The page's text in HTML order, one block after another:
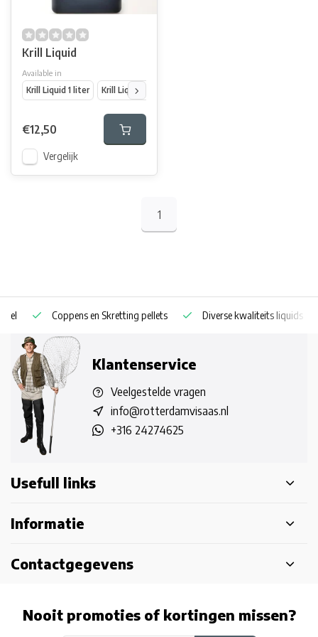
Krill Liquid
Available in
Krill Liquid 1 liter
Krill Liquid 5 liter
€12,50
Vergelijk
1
Coppens en Skretting pellets Diverse kwaliteits liquids
Klantenservice
Veelgestelde vragen
info@rotterdamvisaas.nl
+316 24274625
Usefull links
Informatie
Contactgegevens
Nooit promoties of kortingen missen?